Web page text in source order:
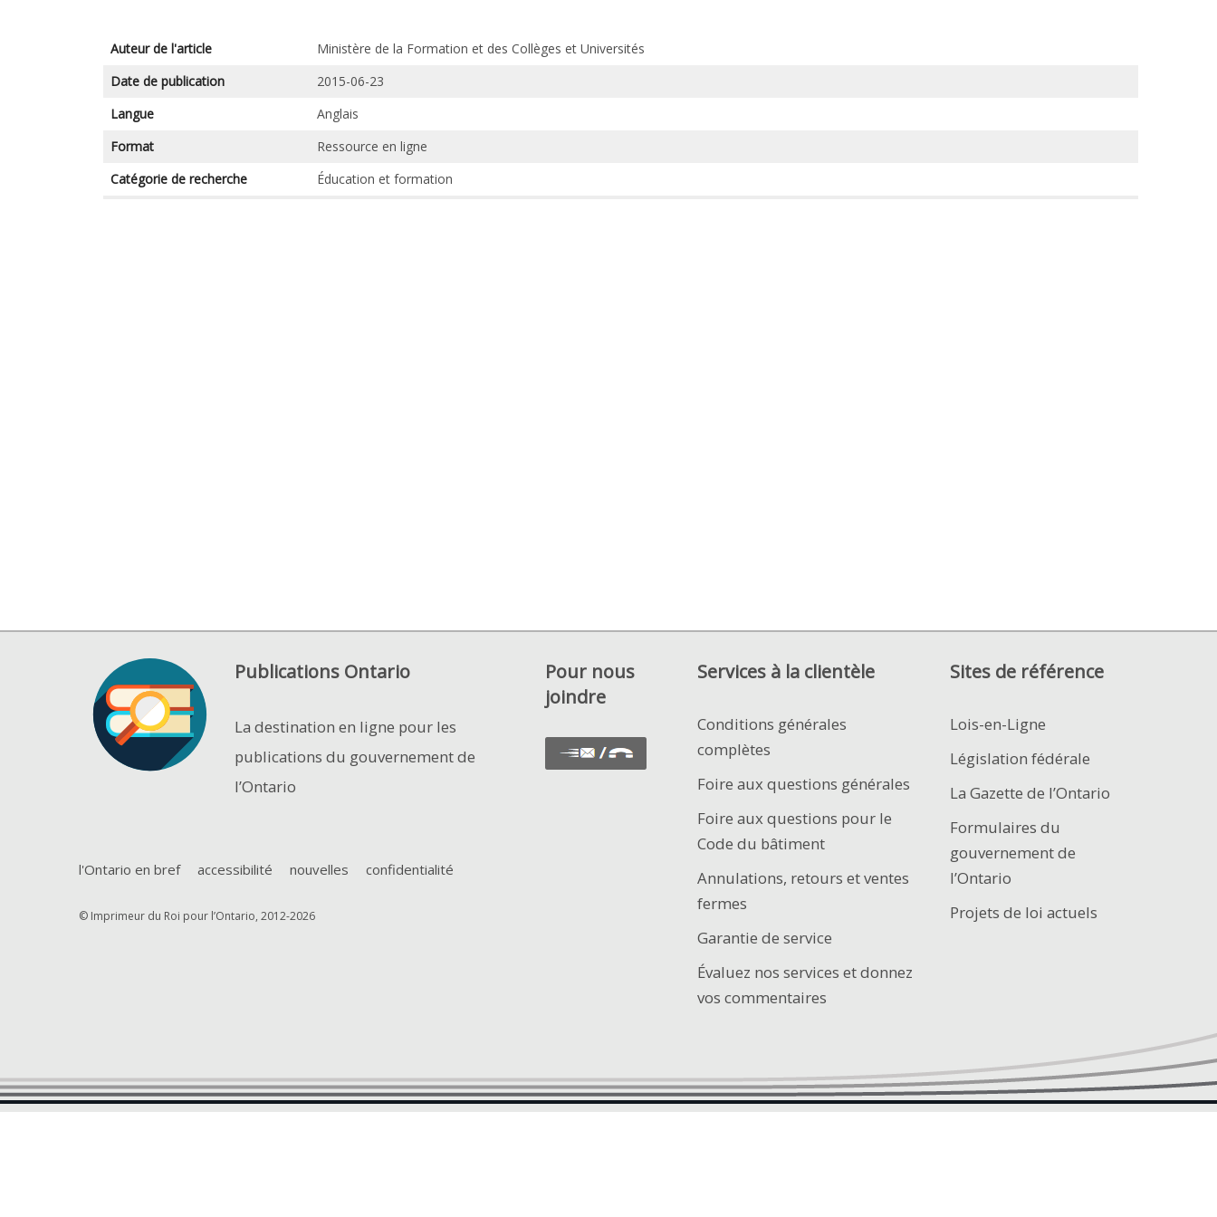
Auteur de l'article
Ministère de la Formation et des Collèges et Universités
Date de publication
2015-06-23
Langue
Anglais
Format
Ressource en ligne
Catégorie de recherche
Éducation et formation
Publications Ontario
La destination en ligne pour les
publications du gouvernement de
l’Ontario
l'Ontario en bref accessibilité nouvelles confidentialité
© Imprimeur du Roi pour l’Ontario, 2012-2026
Pour nous
joindre
Services à la clientèle
Conditions générales
complètes
Foire aux questions générales
Foire aux questions pour le
Code du bâtiment
Annulations, retours et ventes
fermes
Garantie de service
Évaluez nos services et donnez
vos commentaires
Sites de référence
Lois-en-Ligne
Législation fédérale
La Gazette de l’Ontario
Formulaires du
gouvernement de
l’Ontario
Projets de loi actuels